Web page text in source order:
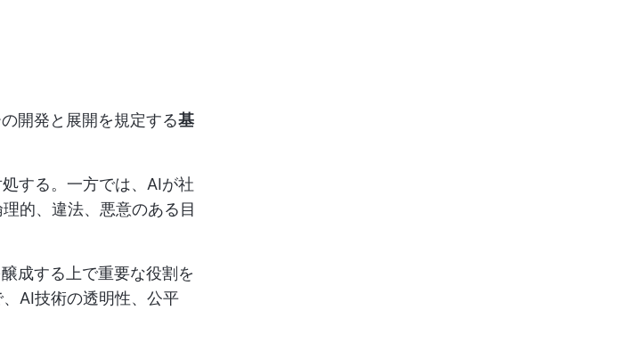
開発と展開を規定する基
する。一方では、AIが社
的、違法、悪意のある目
成する上で重要な役割を
AI技術の透明性、公平